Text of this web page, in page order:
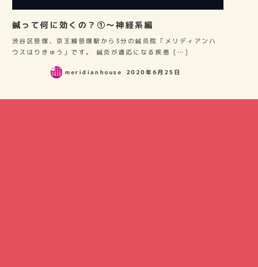
鍼って何に効くの？①～神経系編
渋谷区笹塚、京王線笹塚駅から3分の鍼灸院「メリディアンハ
ウスはりきゅう」です。 鍼灸が適応になる疾患 […]
meridianhouse 2020年6月25日